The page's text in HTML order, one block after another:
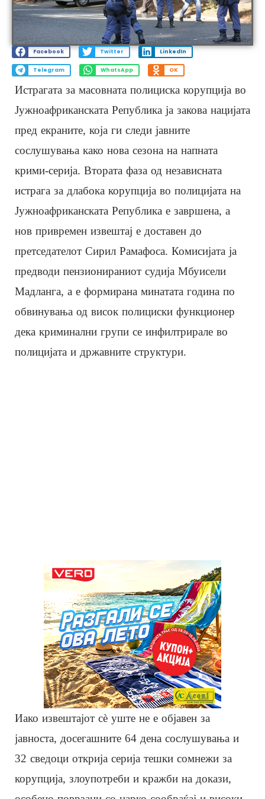
Facebook Twitter LinkedIn
Telegram WhatsApp OK
Истрагата за масовната полициска корупција во
Јужноафриканската Република ја закова нацијата
пред екраните, која ги следи јавните
сослушувања како нова сезона на напната
крими-серија. Втората фаза од независната
истрага за длабока корупција во полицијата на
Јужноафриканската Република е завршена, а
нов привремен извештај е доставен до
претседателот Сирил Рамафоса. Комисијата ја
предводи пензионираниот судија Мбуисели
Мадланга, а е формирана минатата година по
обвинувања од висок полициски функционер
дека криминални групи се инфилтрирале во
полицијата и државните структури.
Иако извештајот сè уште не е објавен за
јавноста, досегашните 64 дена сослушувања и
32 сведоци открија серија тешки сомнежи за
корупција, злоупотреби и кражби на докази,